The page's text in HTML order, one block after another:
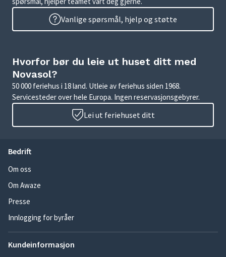
Vanlige spørsmål, hjelp og støtte
Hvorfor bør du leie ut huset ditt med
Novasol?
50 000 feriehus i 18 land. Utleie av feriehus siden 1968.
Servicesteder over hele Europa. Ingen reservasjonsgebyrer.
Lei ut feriehuset ditt
Bedrift
Om oss
Om Awaze
Presse
Innlogging for byråer
Kundeinformasjon